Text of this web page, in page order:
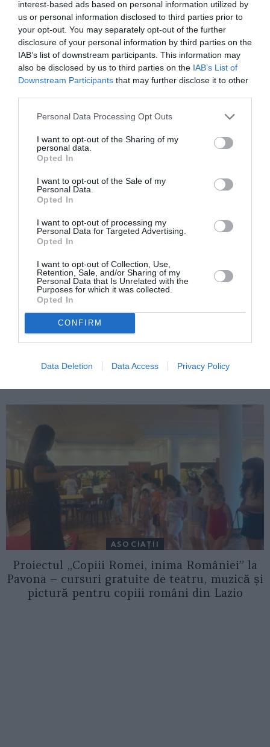
interest-based ads based on personal information utilized by
us or personal information disclosed to third parties prior to
your opt-out. You may separately opt-out of the further
disclosure of your personal information by third parties on the
IAB’s list of downstream participants. This information may
also be disclosed by us to third parties on the IAB’s List of
Downstream Participants that may further disclose it to other
Personal Data Processing Opt Outs
I want to opt-out of the Sharing of my
personal data.
Opted In
I want to opt-out of the Sale of my
Personal Data.
Opted In
I want to opt-out of processing my
Personal Data for Targeted Advertising.
Opted In
I want to opt-out of Collection, Use,
Retention, Sale, and/or Sharing of my
Personal Data that Is Unrelated with the
Purposes for which it was collected.
Opted In
CONFIRM
Data Deletion Data Access Privacy Policy
See
more
Articolul anterior
Să fim mai buni până la Paşte. Şi după?
Săraci loviţi de criză, Istat: “În Italia peste
un milion de familii nu au venituri din
AȚI PUTEA DORI DE
ASEMENEA
ITALIA
Concursul Miss Badante 2026: informații
ASOCIAŢII
Proiectul „Copiii Romei, inima României” la
Pavona – cursuri gratuite de teatru, muzică și
pictură pentru copiii români din Lazio